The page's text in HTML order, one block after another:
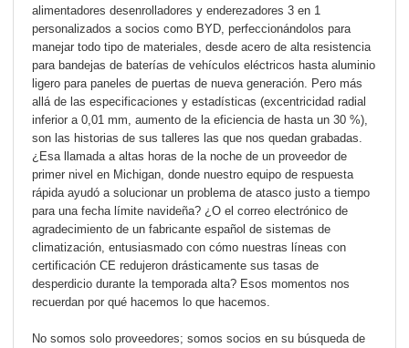
alimentadores desenrolladores y enderezadores 3 en 1
personalizados a socios como BYD, perfeccionándolos para
manejar todo tipo de materiales, desde acero de alta resistencia
para bandejas de baterías de vehículos eléctricos hasta aluminio
ligero para paneles de puertas de nueva generación. Pero más
allá de las especificaciones y estadísticas (excentricidad radial
inferior a 0,01 mm, aumento de la eficiencia de hasta un 30 %),
son las historias de sus talleres las que nos quedan grabadas.
¿Esa llamada a altas horas de la noche de un proveedor de
primer nivel en Michigan, donde nuestro equipo de respuesta
rápida ayudó a solucionar un problema de atasco justo a tiempo
para una fecha límite navideña? ¿O el correo electrónico de
agradecimiento de un fabricante español de sistemas de
climatización, entusiasmado con cómo nuestras líneas con
certificación CE redujeron drásticamente sus tasas de
desperdicio durante la temporada alta? Esos momentos nos
recuerdan por qué hacemos lo que hacemos.
No somos solo proveedores; somos socios en su búsqueda de